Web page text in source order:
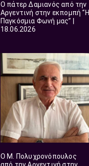
O πάτερ Δαμιανός από την
Αργεντινή στην εκπομπή “Η
Παγκόσμια Φωνή μας” |
18.06.2026
O M. Πολυχρονόπουλος